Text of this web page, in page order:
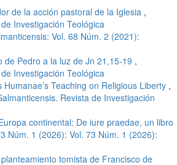
de la acción pastoral de la Iglesia ,
Investigación Teológica
Vol. 68 Núm. 2 (2021):
de Pedro a la luz de Jn 21,15-19 ,
Investigación Teológica
Teaching on Religious Liberty ,
Revista de Investigación
continental: De iure praedae, un libro
Núm. 1 (2026): Vol. 73 Núm. 1 (2026):
tomista de Francisco de